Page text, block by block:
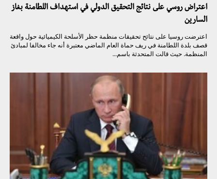
اعتراض روسي على نتائج التحقيق الدولي في استهداف اللطامنة بغاز
السارين
اعترضت روسيا على نتائح تحقيقات منظمة حظر الأسلحة الكيميائية حول واقعة
قصف بلدة اللطامنة في ريف حماة العام الماضي معتبرة أنه جاء مخالفا لمبادئ
المنظمة. حيث قالت المتحدثة باسم...